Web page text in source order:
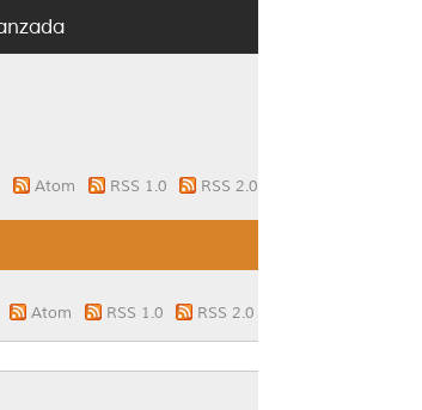
Atom RSS 1.0 RSS 2.0
Atom RSS 1.0 RSS 2.0